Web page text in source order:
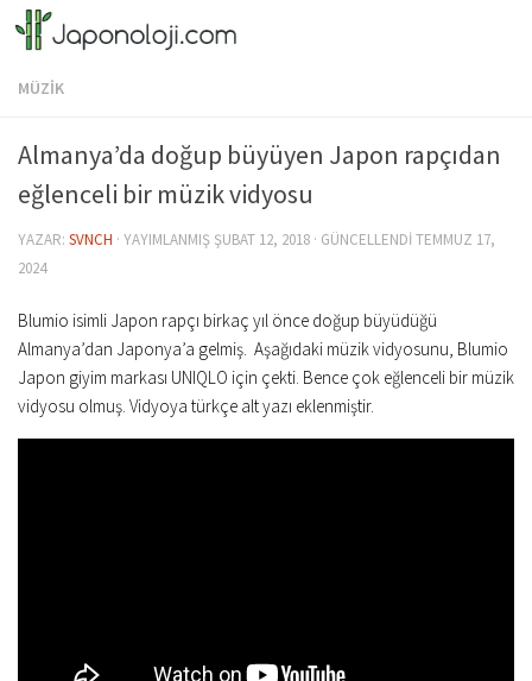
Skip to content
MÜZİK
Almanya’da doğup büyüyen Japon rapçıdan
eğlenceli bir müzik vidyosu
YAZAR: SVNCH · YAYIMLANMIŞ ŞUBAT 12, 2018 · GÜNCELLENDI TEMMUZ 17,
2024
Blumio isimli Japon rapçı birkaç yıl önce doğup büyüdüğü
Almanya’dan Japonya’a gelmiş. Aşağıdaki müzik vidyosunu, Blumio
Japon giyim markası UNIQLO için çekti. Bence çok eğlenceli bir müzik
vidyosu olmuş. Vidyoya türkçe alt yazı eklenmiştir.